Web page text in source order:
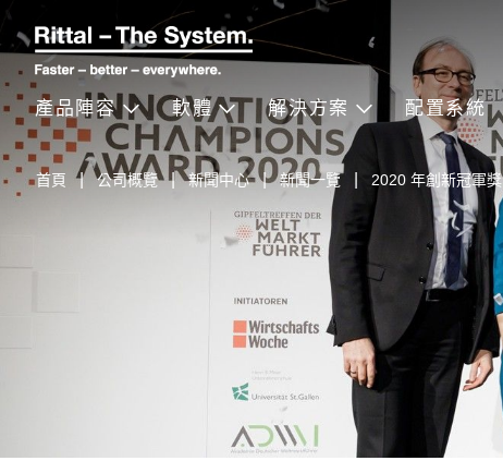
首頁 公司概覽 新聞中心 新聞一覽 2020 年創新冠軍獎
產品陣容 軟體 解決方案 配置系統